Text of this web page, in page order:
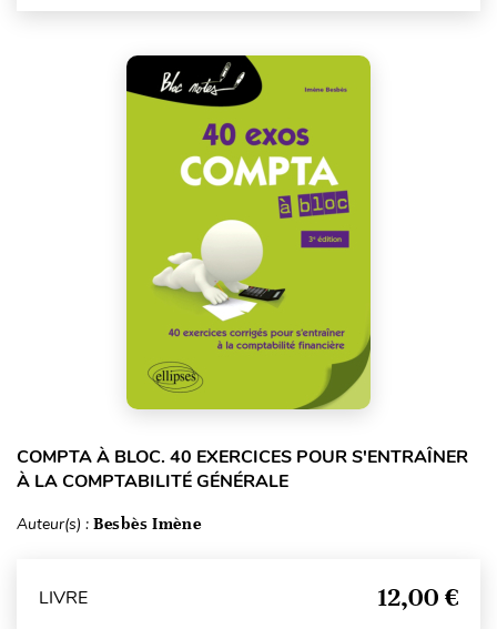
COMPTA À BLOC. 40 EXERCICES POUR S'ENTRAÎNER
À LA COMPTABILITÉ GÉNÉRALE
Auteur(s) : Besbès Imène
LIVRE 12,00 €